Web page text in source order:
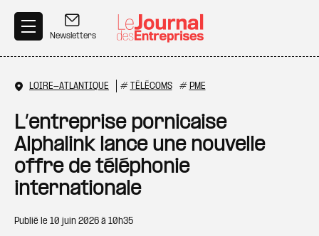
Newsletters
LOIRE-ATLANTIQUE # TÉLÉCOMS # PME
L’entreprise pornicaise
Alphalink lance une nouvelle
offre de téléphonie
internationale
Publié le 10 juin 2026 à 10h35